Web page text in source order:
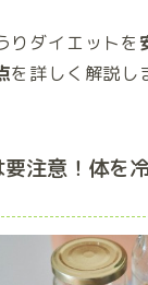
りダイエットを
を詳しく解説し
注意！体を